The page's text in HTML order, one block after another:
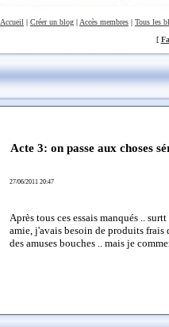
Accueil | Créer un blog | Accès membres | Tous les
[
Acte 3: on passe aux choses
27/06/2011 20:47
Après tous ces essais manqués ..
amie, j'avais besoin de produits
des amuses bouches .. mais je